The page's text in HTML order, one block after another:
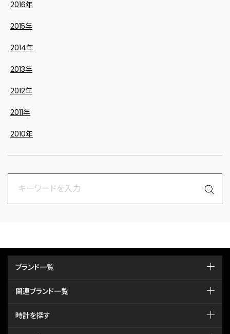
2016年
2015年
2014年
2013年
2012年
2011年
2010年
ブランド一覧
関連ブランド一覧
時計を探す